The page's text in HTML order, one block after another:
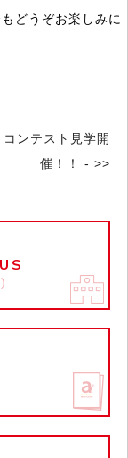
どうぞお楽しみに
ンテスト見学開
催！！ - >>